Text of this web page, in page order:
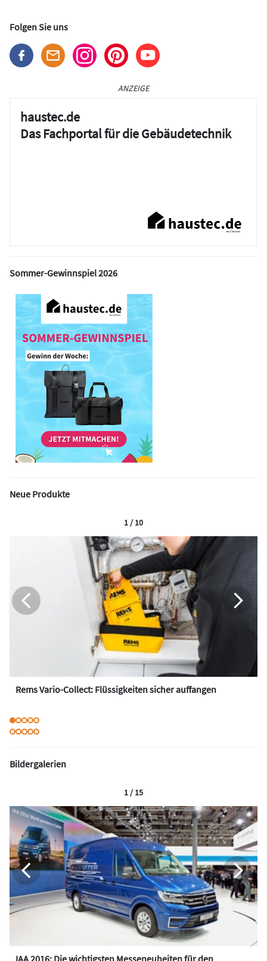
Folgen Sie uns
ANZEIGE
haustec.de
Das Fachportal für die Gebäudetechnik
Sommer-Gewinnspiel 2026
Neue Produkte
Rems Vario-Collect: Flüssigkeiten sicher auffangen
1 / 10
Bildergalerien
1 / 15